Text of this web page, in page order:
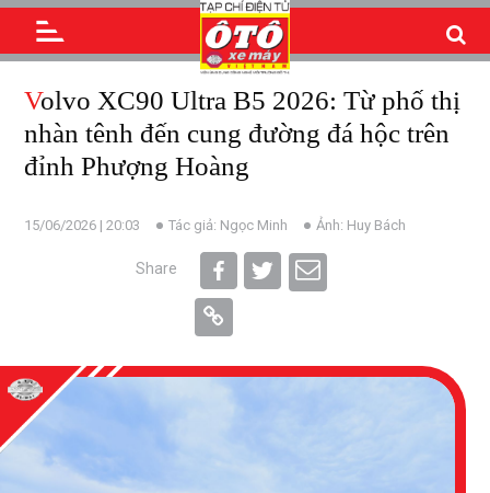
Volvo XC90 Ultra B5 2026: Từ phố thị
nhàn tênh đến cung đường đá hộc trên
đỉnh Phượng Hoàng
15/06/2026 | 20:03 Tác giả: Ngọc Minh Ảnh: Huy Bách
Share